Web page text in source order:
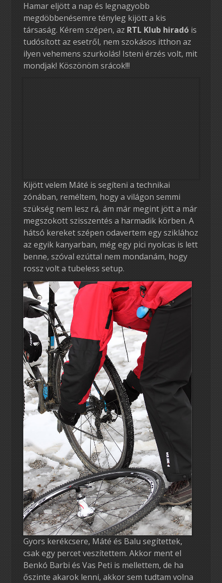
Hamar eljött a nap és legnagyobb
megdöbbenésemre tényleg kijött a kis
társaság. Kérem szépen, az RTL Klub hiradóis
tudósított az esetről, nem szokásos itthon az
ilyen vehemens szurkolás! Isteni érzés volt, mit
mondjak! Köszönöm srácok!!!
Kijött velem Máté is segíteni a technikai
zónában, reméltem, hogy a világon semmi
szükség nem lesz rá, ám már megint jött a már
megszokott szisszentés a harmadik körben. A
hátsó kereket szépen odavertem egy sziklához
az egyik kanyarban, még egy pici nyolcas is lett
benne, szóval ezúttal nem mondanám, hogy
rossz volt a tubeless setup.
Gyors kerékcsere, Máté és Balu segítettek,
csak egy percet veszítettem. Akkor ment el
Benkó Barbi és Vas Peti is mellettem, de ha
őszinte akarok lenni, akkor sem tudtam volna